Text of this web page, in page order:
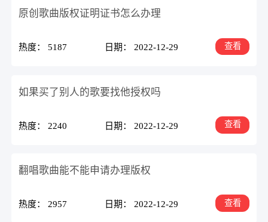
原创歌曲版权证明证书怎么办理
热度： 5187 日期： 2022-12-29 查看
如果买了别人的歌要找他授权吗
热度： 2240 日期： 2022-12-29 查看
翻唱歌曲能不能申请办理版权
热度： 2957 日期： 2022-12-29 查看